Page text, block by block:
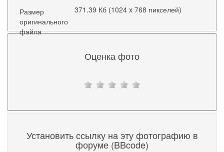
Размер
оригинального
файла
371.39 Кб (1024 x 768 пикселей)
Оценка фото
Установить ссылку на эту фотографию в
форуме (BBcode)